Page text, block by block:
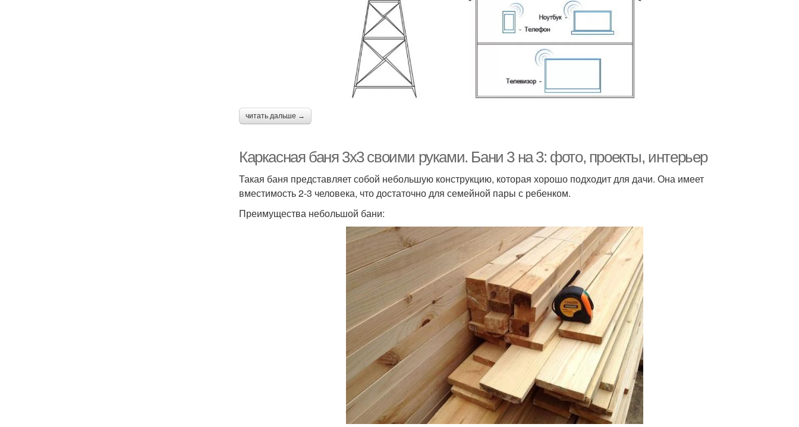
читать дальше →
Каркасная баня 3х3 своими руками. Бани 3 на 3: фото, проекты, интерьер
Такая баня представляет собой небольшую конструкцию, которая хорошо подходит для дачи. Она имеет
вместимость 2-3 человека, что достаточно для семейной пары с ребенком.
Преимущества небольшой бани: